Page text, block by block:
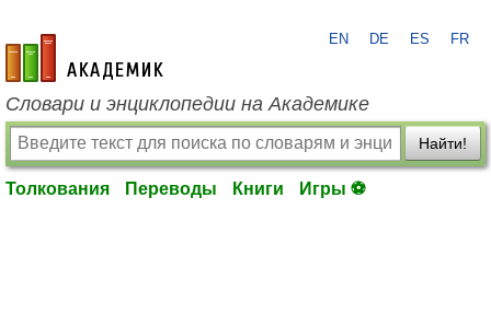
academic.ru
EN DE ES FR
Словари и энциклопедии на Академике
Найти!
Толкования Переводы Книги Игры ⚽